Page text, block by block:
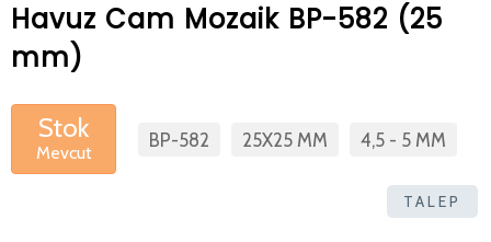
Havuz Cam Mozaik BP-582 (25
mm)
Stok
Mevcut
BP-582 25X25 MM 4,5 - 5 MM
TALEP